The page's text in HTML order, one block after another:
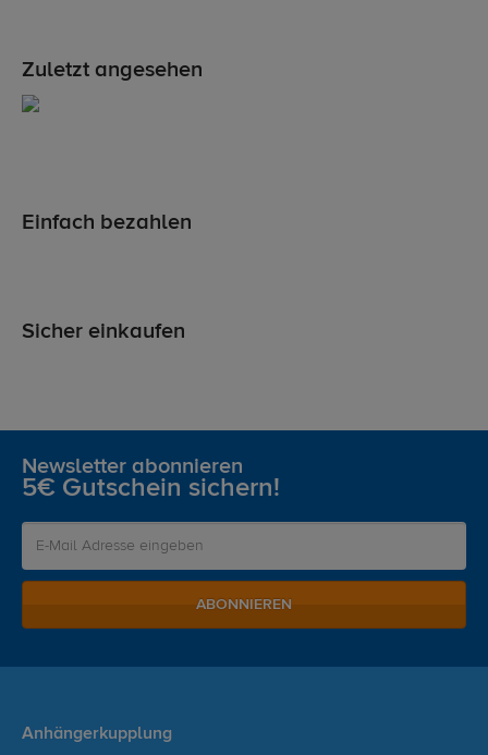
Zuletzt angesehen
Einfach bezahlen
Sicher einkaufen
Newsletter abonnieren
5€ Gutschein sichern!
ABONNIEREN
Anhängerkupplung